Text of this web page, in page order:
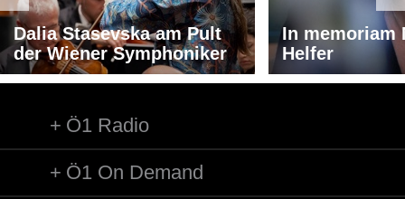
Dalia Stasevska am Pult
der Wiener Symphoniker
In memoriam
Helfer
Ö1 Radio
Ö1 On Demand